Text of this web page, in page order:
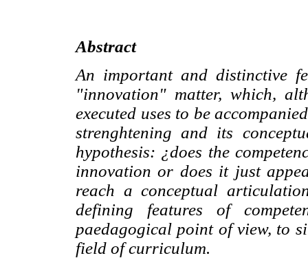
Abstract
An important and distinctive
"innovation" matter, which,
executed uses to be
strenghtening and its
hypothesis: ¿does the
innovation or does it just
reach a conceptual
defining features of
paedagogical point of view, to
field of curriculum.